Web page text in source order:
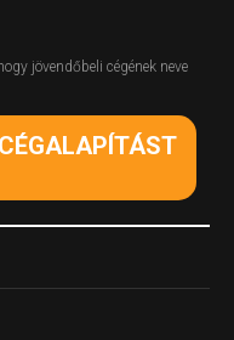
jövendőbeli cégének neve